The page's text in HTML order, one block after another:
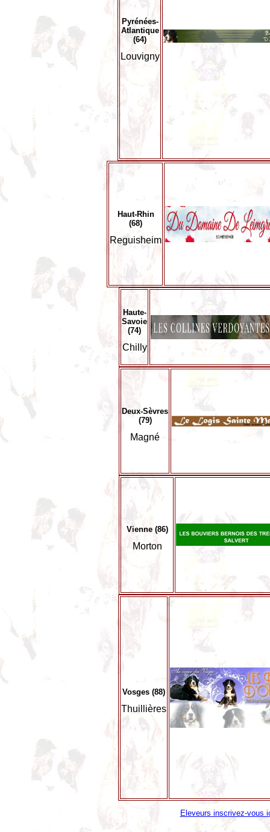
Pyrénées-
Atlantique
(64)
Louvigny
Haut-Rhin
(68)
Reguisheim
Haute-
Savoie
(74)
Chilly
Deux-Sèvres
(79)
Magné
Vienne (86)
Morton
Vosges (88)
Thuillières
Eleveurs inscrivez-vous